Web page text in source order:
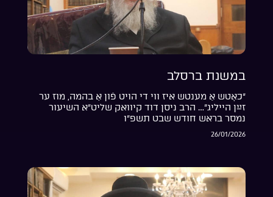
במשנת ברסלב
“כאָטש אַ מענטש איז ווי די הויט פֿון אַ בהמה, מוז ער
זײַן הייליג”… הרב ניסן דוד קיוואק שליט”א השיעור
נמסר בראש חודש שבט תשפ”ו
26/01/2026